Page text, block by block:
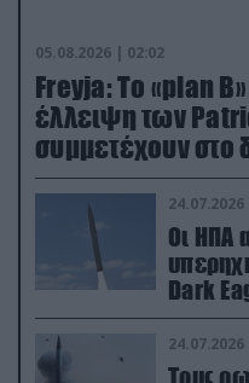
05.08.2026 | 02:02
Freyja: Το «plan
έλλειψη των
συμμετέχουν στο
24.07.2026
Οι ΗΠΑ
Dark
24.07.2026
Τους